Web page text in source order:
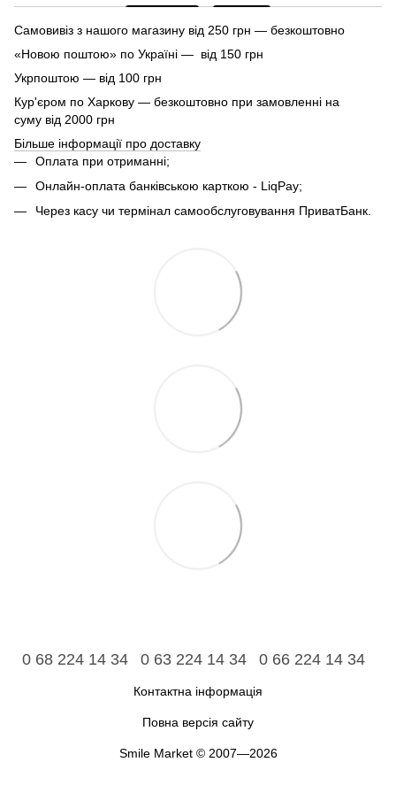
Самовивіз з нашого магазину від 250 грн — безкоштовно
«Новою поштою» по Україні — від 150 грн
Укрпоштою — від 100 грн
Кур'єром по Харкову — безкоштовно при замовленні на
суму від 2000 грн
Більше інформації про доставку
Оплата при отриманні;
Онлайн-оплата банківською карткою - LiqPay;
Через касу чи термінал самообслуговування ПриватБанк.
0 68 224 14 34 0 63 224 14 34 0 66 224 14 34
Контактна інформація
Повна версія сайту
Smile Market © 2007—2026